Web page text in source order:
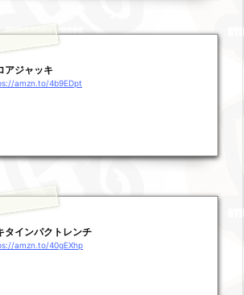
アジャッキ
amzn.to/4b9EDpt
タインパクトレンチ
amzn.to/40gEXhp